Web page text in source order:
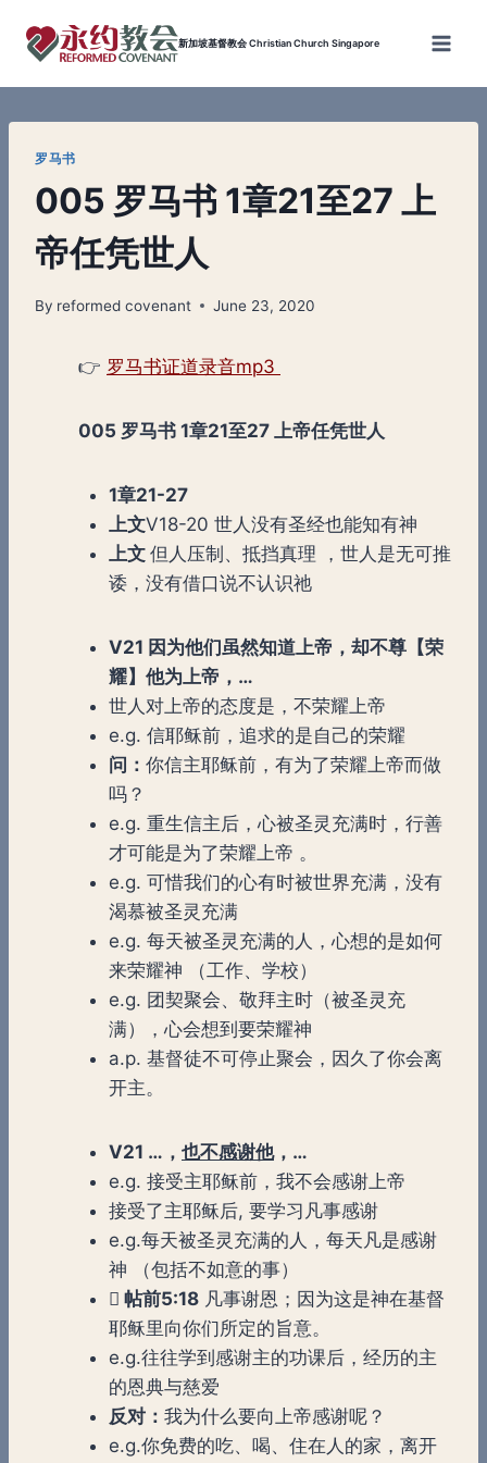
新加坡基督教会 Christian Church Singapore
罗马书
005 罗马书 1章21至27 上
帝任凭世人
By reformed covenant June 23, 2020
👉 罗马书证道录音mp3
005 罗马书 1章21至27 上帝任凭世人
1章21-27
上文V18-20 世人没有圣经也能知有神
上文 但人压制、抵挡真理 ，世人是无可推
诿，没有借口说不认识祂
V21 因为他们虽然知道上帝，却不尊【荣
耀】他为上帝，…
世人对上帝的态度是，不荣耀上帝
e.g. 信耶稣前，追求的是自己的荣耀
问： 你信主耶稣前，有为了荣耀上帝而做
吗？
e.g. 重生信主后，心被圣灵充满时，行善
才可能是为了荣耀上帝 。
e.g. 可惜我们的心有时被世界充满，没有
渴慕被圣灵充满
e.g. 每天被圣灵充满的人，心想的是如何
来荣耀神 （工作、学校）
e.g. 团契聚会、敬拜主时（被圣灵充
满），心会想到要荣耀神
a.p. 基督徒不可停止聚会，因久了你会离
开主。
V21 …， 也不感谢他，…
e.g. 接受主耶稣前，我不会感谢上帝
接受了主耶稣后, 要学习凡事感谢
e.g.每天被圣灵充满的人，每天凡是感谢
神 （包括不如意的事）
 帖前5:18 凡事谢恩；因为这是神在基督
耶稣里向你们所定的旨意。
e.g.往往学到感谢主的功课后，经历的主
的恩典与慈爱
反对： 我为什么要向上帝感谢呢？
e.g.你免费的吃、喝、住在人的家，离开